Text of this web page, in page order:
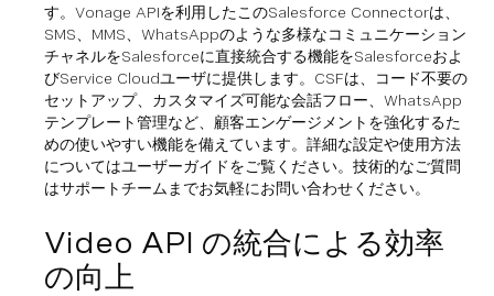
す。Vonage APIを利用したこのSalesforce Connectorは、
SMS、MMS、WhatsAppのような多様なコミュニケーション
チャネルをSalesforceに直接統合する機能をSalesforceおよ
びService Cloudユーザに提供します。CSFは、コード不要の
セットアップ、カスタマイズ可能な会話フロー、WhatsApp
テンプレート管理など、顧客エンゲージメントを強化するた
めの使いやすい機能を備えています。詳細な設定や使用方法
についてはユーザーガイドをご覧ください。技術的なご質問
はサポートチームまでお気軽にお問い合わせください。
Video API の統合による効率
の向上